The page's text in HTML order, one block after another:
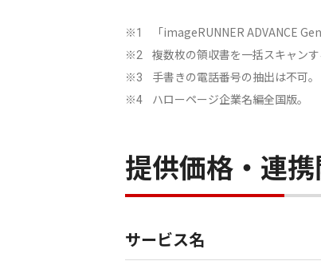
※1 「imageRUNNER ADVANCE
※2 複数枚の領収書を一括スキャン
※3 手書きの電話番号の抽出は不可。
※4 ハローページ企業名編全国版。
提供価格・連
サービス名